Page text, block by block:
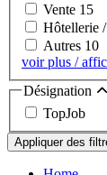
Vente 15
Hôtellerie
Autres 10
voir plus /
Désignation
TopJob
Appliquer des